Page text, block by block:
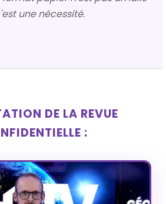
une nécessité.
DE LA REVUE
: